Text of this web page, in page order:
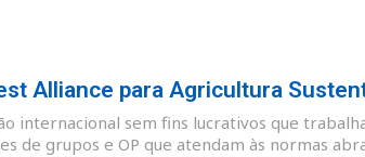
Alliance para Agricultura
internacional sem fins lucrativos que
de grupos e OP que atendam às normas